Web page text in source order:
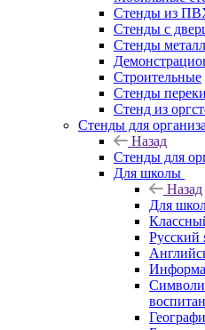
Стенды из
Стенды с
Стенды
Строительные
Стенды
Стенд из
Стенды для
Назад
Стенды для
Для школы
Назад
Для
Русский